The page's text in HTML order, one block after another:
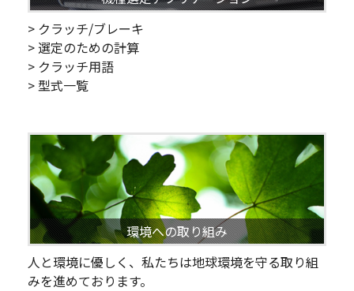
> クラッチ/ブレーキ
> 選定のための計算
> クラッチ用語
> 型式一覧
環境への取り組み
人と環境に優しく、私たちは地球環境を守る取り組
みを進めております。